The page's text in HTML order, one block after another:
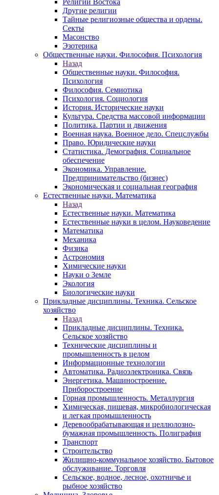
Религии Востока
Другие религии
Тайные религиозные общества и ордены.
Секты
Масонство
Эзотерика
Общественные науки. Философия. Психология
Назад
Общественные науки. Философия.
Психология
Философия. Семиотика
Психология. Социология
История. Исторические науки
Культура. Средства массовой информации
Политика. Партии и движения
Военная наука. Военное дело. Спецслужбы
Право. Юридические науки
Статистика. Демография. Социальное
обеспечение
Экономика. Управление.
Предпринимательство (бизнес)
Экономическая и социальная география
Естественные науки. Математика
Назад
Естественные науки. Математика
Естественные науки в целом. Науковедение
Математика
Механика
Физика
Астрономия
Химические науки
Науки о Земле
Экология
Биологические науки
Прикладные дисциплины. Техника. Сельское
хозяйство
Назад
Прикладные дисциплины. Техника.
Сельское хозяйство
Технические дисциплины и
промышленность в целом
Информационные технологии
Автоматика. Радиоэлектроника. Связь
Энергетика. Машиностроение.
Приборостроение
Горная промышленность. Металлургия
Химическая, пищевая, микробиологическая
и легкая промышленность
Деревообрабатывающая и целлюлозно-
бумажная промышленность. Полиграфия
Транспорт
Строительство
Жилищно-коммунальное хозяйство. Бытовое
обслуживание. Торговля
Сельское, водное, лесное, охотничье и
рыбное хозяйство